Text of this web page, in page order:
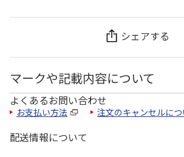
シェアする
マークや記載内容について
よくあるお問い合わせ
お支払い方法 注文のキャンセルにつ
配送情報について